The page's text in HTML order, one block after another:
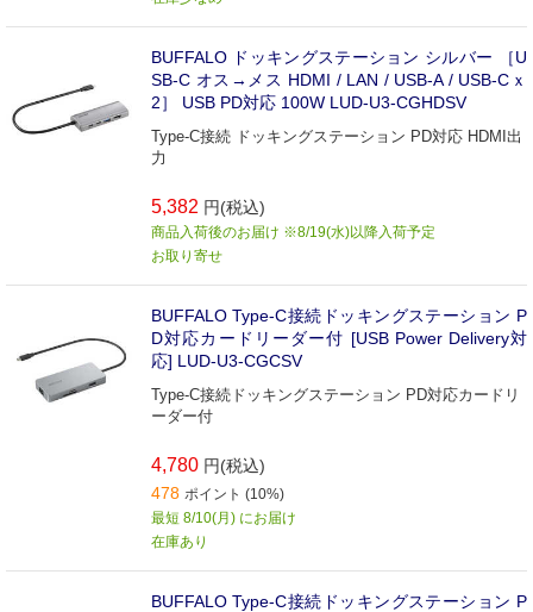
BUFFALO ドッキングステーション シルバー ［U
SB-C オス→メス HDMI / LAN / USB-A / USB-Cｘ
2］ USB PD対応 100W LUD-U3-CGHDSV
Type-C接続 ドッキングステーション PD対応 HDMI出
力
5,382 円(税込)
商品入荷後のお届け ※8/19(水)以降入荷予定
お取り寄せ
BUFFALO Type-C接続ドッキングステーション P
D対応カードリーダー付 [USB Power Delivery対
応] LUD-U3-CGCSV
Type-C接続ドッキングステーション PD対応カードリ
ーダー付
4,780 円(税込)
478 ポイント (10%)
最短 8/10(月) にお届け
在庫あり
BUFFALO Type-C接続ドッキングステーション P